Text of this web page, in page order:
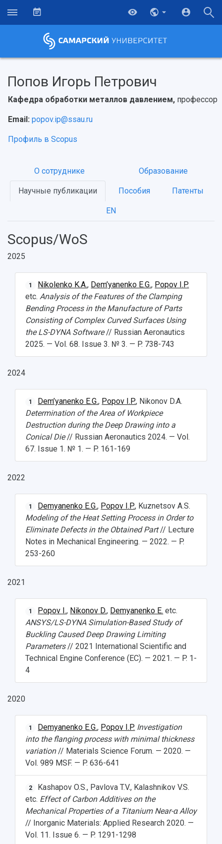
НАЗАД
Об университете
История
Ключевые факты
Рейтинги
Новости
Главные новости
Бортжурнал
Объявления
Образование
Почему я выбираю Самарский университет?
Абитуриенту
Бакалавриат и специалитет
Научно-исследовательская деятельность
Основные научные направления
Научные школы и ведущие научные коллективы
Диссертационные советы
Попов Игорь Петрович
Кафедра обработки металлов давлением, профессор
Email: popov.ip@ssau.ru
Профиль в Scopus
О сотруднике Образование
Научные публикации Пособия Патенты
EN
Scopus/WoS
2025
1 Nikolenko K.A., Dem’yanenko E.G., Popov I.P.
etc. Analysis of the Features of the Clamping
Bending Process in the Manufacture of Parts
Consisting of Complex Curved Surfaces Using
the LS-DYNA Software// Russian Aeronautics
2025. — Vol. 68. Issue 3. № 3. — P. 738-743
2024
1 Dem’yanenko E.G., Popov I.P., Nikonov D.A.
Determination of the Area of Workpiece
Destruction during the Deep Drawing into a
Conical Die// Russian Aeronautics 2024. — Vol.
67. Issue 1. № 1. — P. 161-169
2022
1 Demyanenko E.G., Popov I.P., Kuznetsov A.S.
Modeling of the Heat Setting Process in Order to
Eliminate Defects in the Obtained Part// Lecture
Notes in Mechanical Engineering. — 2022. — P.
253-260
2021
1 Popov I., Nikonov D., Demyanenko E. etc.
ANSYS/LS-DYNA Simulation-Based Study of
Buckling Caused Deep Drawing Limiting
Parameters// 2021 International Scientific and
Technical Engine Conference (EC). — 2021. — P. 1-
4
2020
1 Demyanenko E.G., Popov I.P. Investigation
into the flanging process with minimal thickness
variation// Materials Science Forum. — 2020. —
Vol. 989 MSF. — P. 636-641
2
Kashapov O.S., Pavlova T.V., Kalashnikov V.S.
etc. Effect of Carbon Additives on the
Mechanical Properties of a Titanium Near-α Alloy
// Inorganic Materials: Applied Research 2020. —
Vol. 11. Issue 6. — P. 1291-1298